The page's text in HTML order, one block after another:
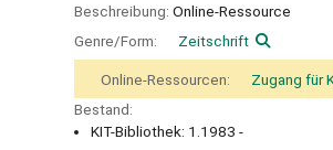
Beschreibung: Online-Ressource
Genre/Form:
Zeitschrift
Online-Ressourcen:
Zugang für
Bestand:
KIT-Bibliothek: 1.1983 -